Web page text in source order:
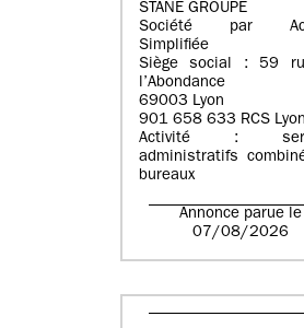
STANE GROUPE
Société par
Simplifiée
Siège social : 59
l’Abondance
69003 Lyon
901 658 633 RCS Lyon
Activité :
administratifs
bureaux
Annonce parue le
07/08/2026